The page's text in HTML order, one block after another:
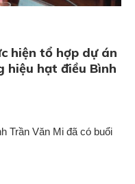
hiện tổ hợp dự án
hiệu hạt điều Bình
Trần Văn Mi đã có buổi